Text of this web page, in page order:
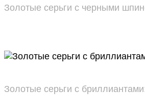
Золотые серьги с черными
Золотые серьги с